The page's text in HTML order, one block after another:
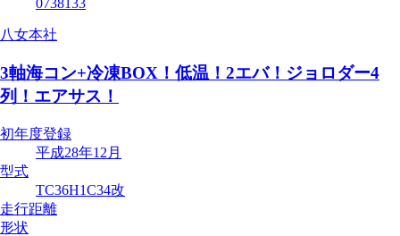
0738133
八女本社
3軸海コン+冷凍BOX！低温！2エバ！ジョロダー4
列！エアサス！
初年度登録
平成28年12月
型式
TC36H1C34改
走行距離
形状